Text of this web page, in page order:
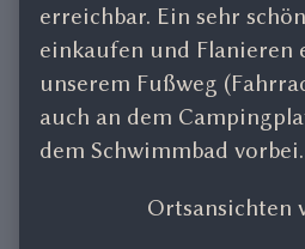
erreichbar. Ein sehr
einkaufen und Flanieren
unserem Fußweg
auch an dem
dem Schwimmbad vorbei.
Ortsansichten